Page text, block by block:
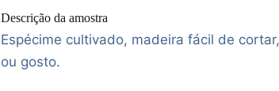
Descrição da amostra
Espécime cultivado, madeira fácil de
ou gosto.